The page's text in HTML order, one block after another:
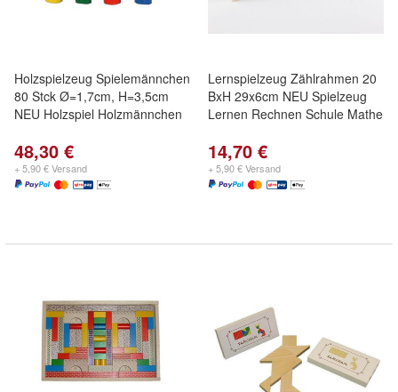
Holzspielzeug Spielemännchen
80 Stck Ø=1,7cm, H=3,5cm
NEU Holzspiel Holzmännchen
48,30 €
+ 5,90 € Versand
Lernspielzeug Zählrahmen 20
BxH 29x6cm NEU Spielzeug
Lernen Rechnen Schule Mathe
14,70 €
+ 5,90 € Versand